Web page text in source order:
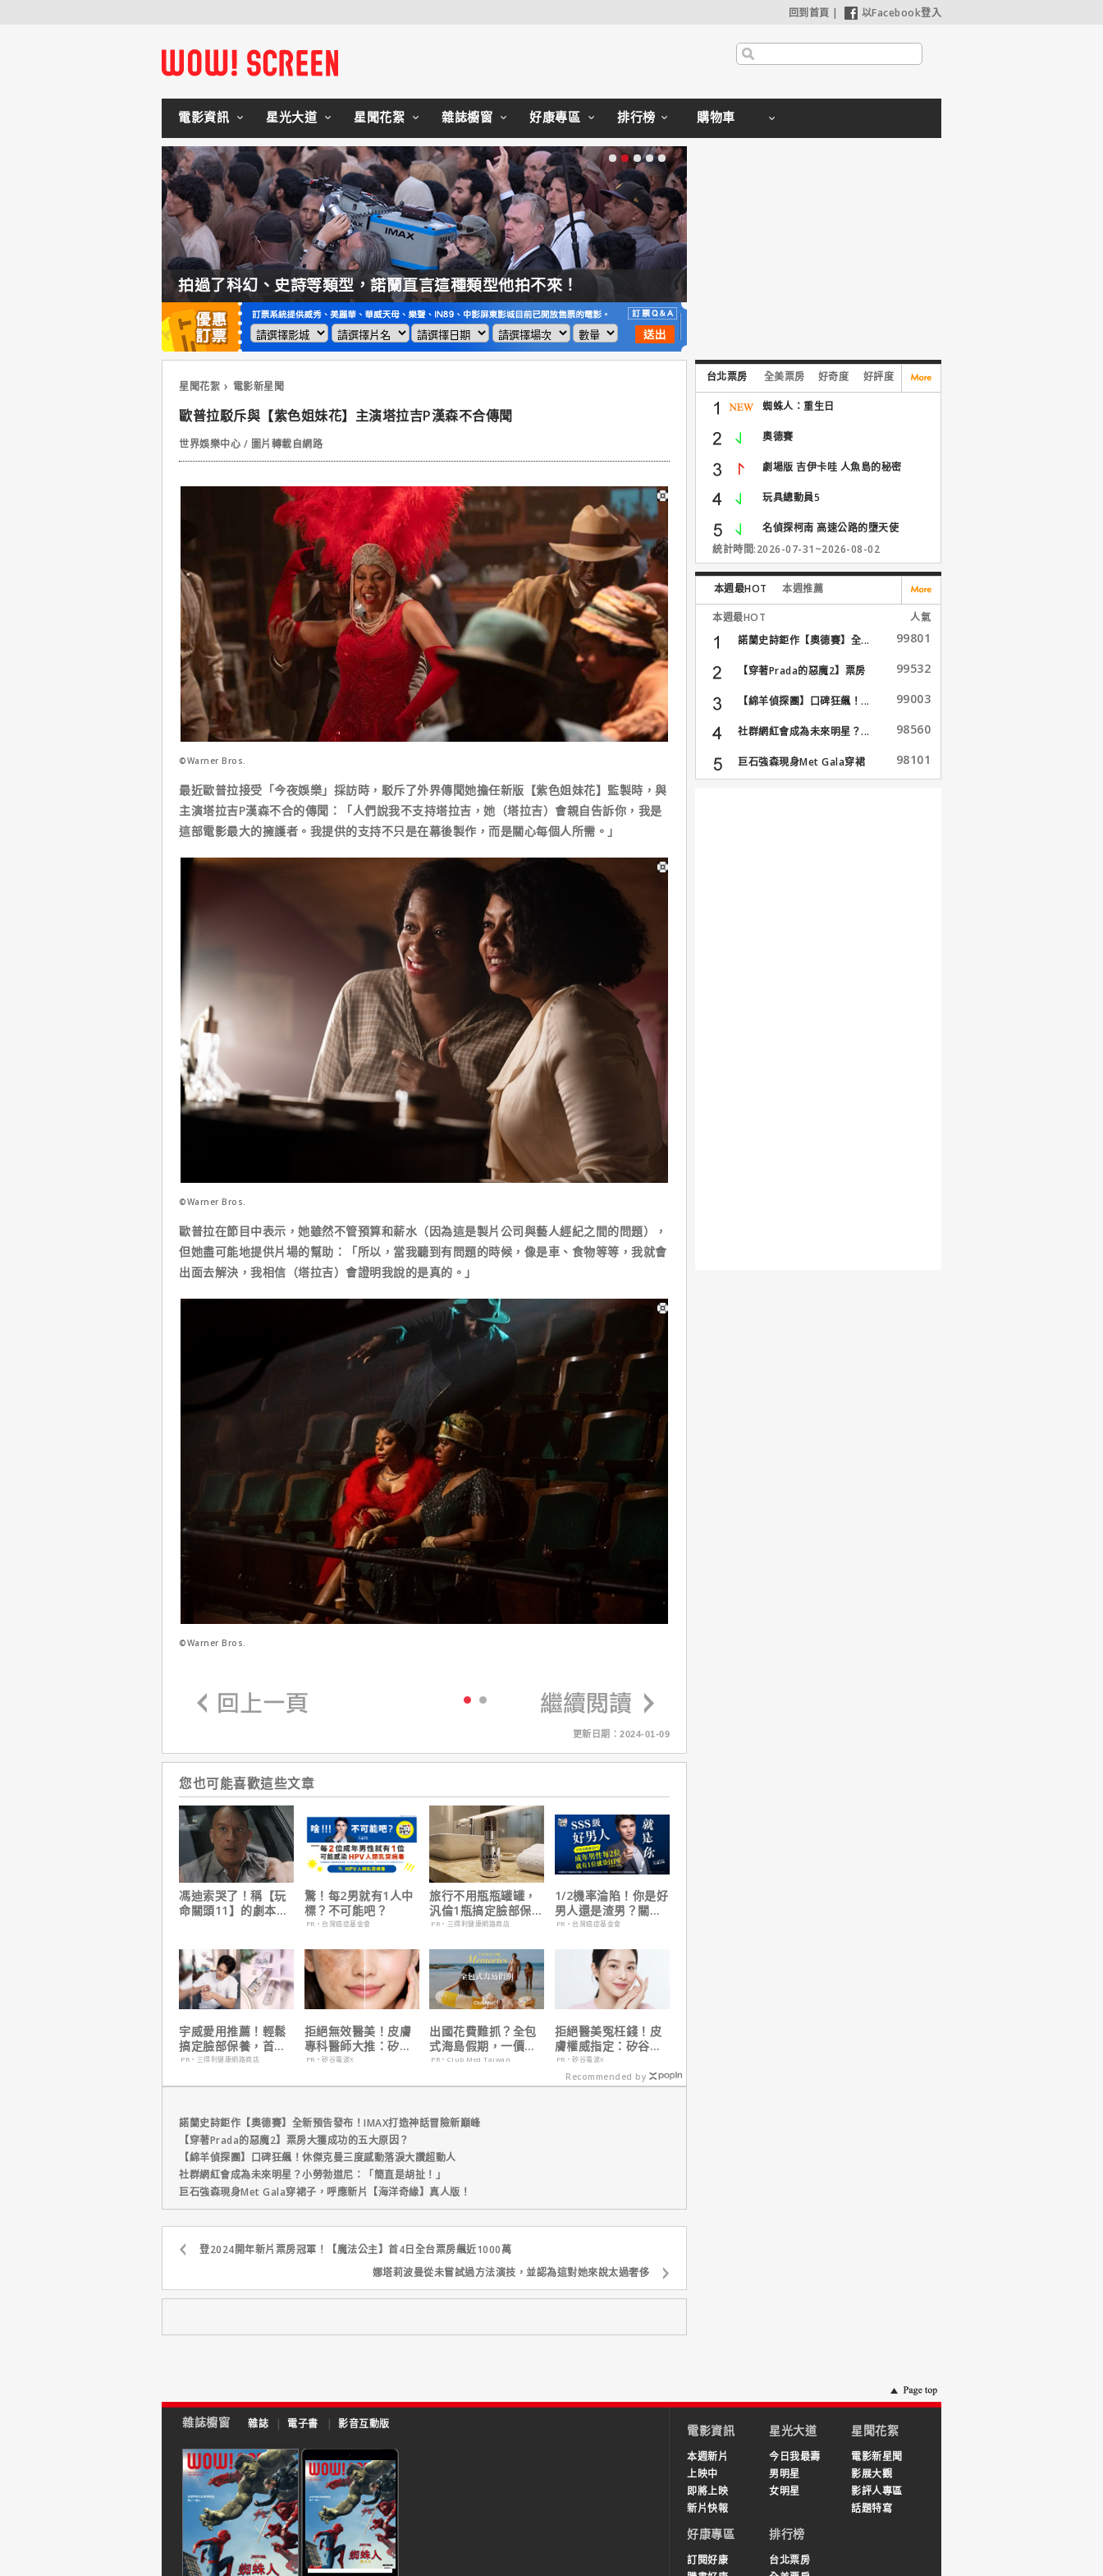
回到首頁 | 以Facebook登入
電影資訊 星光大道 星聞花絮 雜誌櫥窗 好康專區 排行榜 購物車
拍過了科幻、史詩等類型，諾蘭直言這種類型他拍不來！
星聞花絮 電影新星聞
歐普拉駁斥與【紫色姐妹花】主演塔拉吉P漢森不合傳聞
世界娛樂中心 / 圖片轉載自網路
©Warner Bros.
最近歐普拉接受「今夜娛樂」採訪時，駁斥了外界傳聞她擔任新版【紫色姐妹花】監製時，與
主演塔拉吉P漢森不合的傳聞：「人們說我不支持塔拉吉，她（塔拉吉）會親自告訴你，我是
這部電影最大的擁護者。我提供的支持不只是在幕後製作，而是關心每個人所需。」
©Warner Bros.
歐普拉在節目中表示，她雖然不管預算和薪水（因為這是製片公司與藝人經紀之間的問題），
但她盡可能地提供片場的幫助：「所以，當我聽到有問題的時候，像是車、食物等等，我就會
出面去解決，我相信（塔拉吉）會證明我說的是真的。」
©Warner Bros.
更新日期：2024-01-09
您也可能喜歡這些文章
馮迪索哭了！稱【玩
命關頭11】的劇本是
驚！每2男就有1人中
標？不可能吧？
PR・台灣癌症基金會
旅行不用瓶瓶罐罐，
汎倫1瓶搞定臉部保
養！
PR・三得利健康網路商店
1/2機率淪陷！你是好
男人還是渣男？關鍵
在這
PR・台灣癌症基金會
宇威愛用推薦！輕鬆
搞定臉部保養，首購
只要$390
PR・三得利健康網路商店
拒絕無效醫美！皮膚
專科醫師大推：矽谷
電波 X 讓肌膚由內而
PR・矽谷電波X
出國花費難抓？全包
式海島假期，一價搞
定食宿玩樂，省錢更
PR・Club Med Taiwan
拒絕醫美冤枉錢！皮
膚權威指定：矽谷電
波 X 由內而外養出逆
齡好膚質
PR・矽谷電波X
Recommended by
諾蘭史詩鉅作【奧德賽】全新預告發布！IMAX打造神話冒險新巔峰
【穿著Prada的惡魔2】票房大獲成功的五大原因？
【綿羊偵探團】口碑狂飆！休傑克曼三度感動落淚大讚超動人
社群網紅會成為未來明星？小勞勃道尼：「簡直是胡扯！」
巨石強森現身Met Gala穿裙子，呼應新片【海洋奇緣】真人版！
登2024開年新片票房冠軍！【魔法公主】首4日全台票房飆近1000萬
娜塔莉波曼從未嘗試過方法演技，並認為這對她來說太過奢侈
台北票房 全美票房 好奇度 好評度
蜘蛛人：重生日
奧德賽
劇場版 吉伊卡哇 人魚島的秘密
玩具總動員5
名偵探柯南 高速公路的墮天使
統計時間:2026-07-31~2026-08-02
本週最HOT 本週推薦
本週最HOT
人氣
諾蘭史詩鉅作【奧德賽】全...
99801
【穿著Prada的惡魔2】票房
99532
【綿羊偵探團】口碑狂飆！... 99003
社群網紅會成為未來明星？... 98560
巨石強森現身Met Gala穿裙
子...
98101
雜誌櫥窗 雜誌 | 電子書 | 影音互動版 電影資訊
本週新片
上映中
即將上映
新片快報
星光大道
今日我最壽
男明星
女明星
星聞花絮
電影新星聞
影展大觀
影評人專區
話題特寫
好康專區
訂閱好康
排行榜
台北票房